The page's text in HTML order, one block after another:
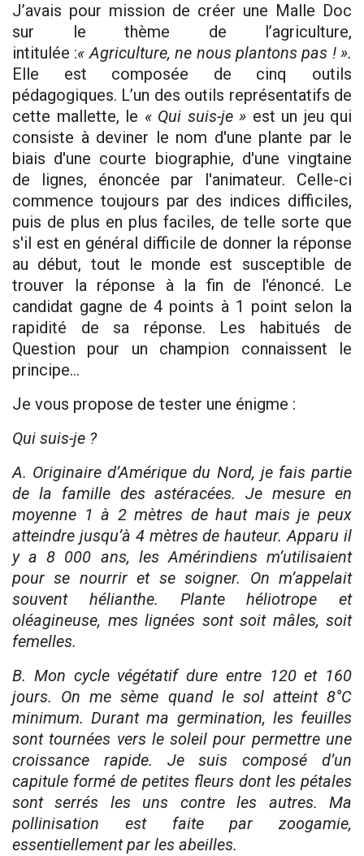
J’avais pour mission de créer une Malle Doc
sur le thème de l’agriculture,
intitulée :« Agriculture, ne nous plantons pas ! ».
Elle est composée de cinq outils
pédagogiques. L’un des outils représentatifs de
cette mallette, le « Qui suis-je » est un jeu qui
consiste à deviner le nom d'une plante par le
biais d'une courte biographie, d'une vingtaine
de lignes, énoncée par l'animateur. Celle-ci
commence toujours par des indices difficiles,
puis de plus en plus faciles, de telle sorte que
s'il est en général difficile de donner la réponse
au début, tout le monde est susceptible de
trouver la réponse à la fin de l'énoncé. Le
candidat gagne de 4 points à 1 point selon la
rapidité de sa réponse. Les habitués de
Question pour un champion connaissent le
principe…
Je vous propose de tester une énigme :
Qui suis-je ?
A. Originaire d’Amérique du Nord, je fais partie
de la famille des astéracées. Je mesure en
moyenne 1 à 2 mètres de haut mais je peux
atteindre jusqu’à 4 mètres de hauteur. Apparu il
y a 8 000 ans, les Amérindiens m’utilisaient
pour se nourrir et se soigner. On m’appelait
souvent hélianthe. Plante héliotrope et
oléagineuse, mes lignées sont soit mâles, soit
femelles.
B. Mon cycle végétatif dure entre 120 et 160
jours. On me sème quand le sol atteint 8°C
minimum. Durant ma germination, les feuilles
sont tournées vers le soleil pour permettre une
croissance rapide. Je suis composé d’un
capitule formé de petites fleurs dont les pétales
sont serrés les uns contre les autres. Ma
pollinisation est faite par zoogamie,
essentiellement par les abeilles.